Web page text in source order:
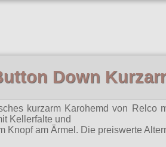
Down
kurzarm Karohemd von Relco
Kellerfalte und
Knopf am Ärmel. Die preiswerte